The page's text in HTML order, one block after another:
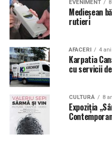
EVENIMENT
Medieșean
rutieri
AFACERI 4
Karpatia
cu servicii
CULTURĂ 8
Expoziția